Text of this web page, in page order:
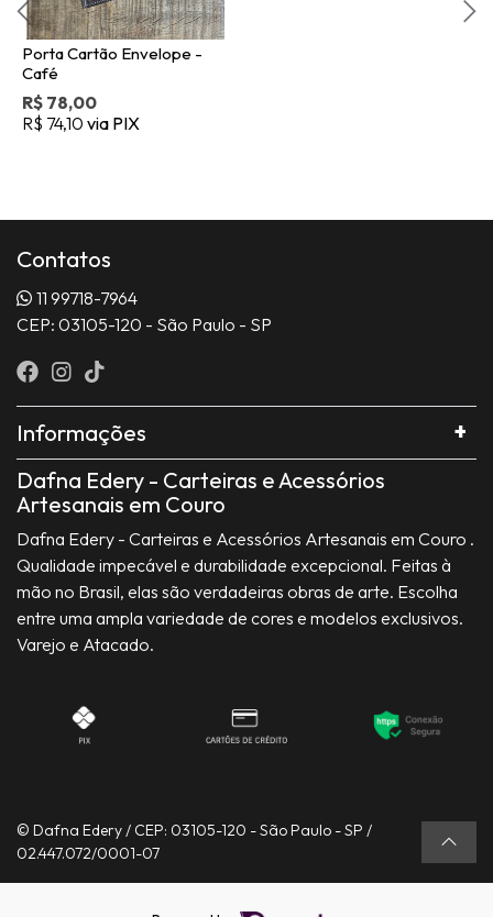
Porta Cartão Envelope -
Café
R$ 78,00
R$ 74,10 via PIX
Contatos
11 99718-7964
CEP: 03105-120 - São Paulo - SP
Informações
Dafna Edery - Carteiras e Acessórios
Artesanais em Couro
Dafna Edery - Carteiras e Acessórios Artesanais em Couro .
Qualidade impecável e durabilidade excepcional. Feitas à
mão no Brasil, elas são verdadeiras obras de arte. Escolha
entre uma ampla variedade de cores e modelos exclusivos.
Varejo e Atacado.
© Dafna Edery / CEP: 03105-120 - São Paulo - SP /
02.447.072/0001-07